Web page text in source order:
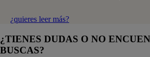
¿quieres leer más?
¿TIENES DUDAS O NO
BUSCAS?